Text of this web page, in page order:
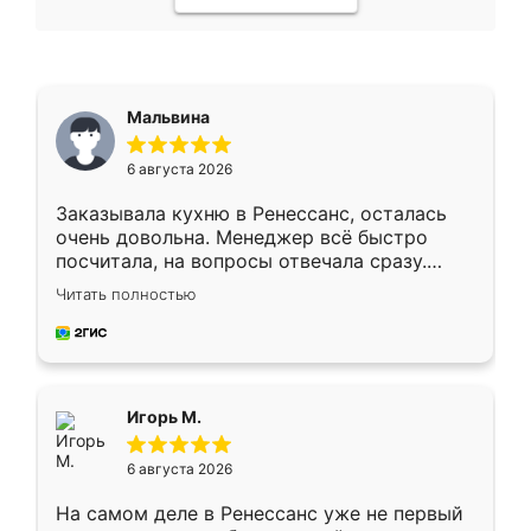
Мальвина
6 августа 2026
Заказывала кухню в Ренессанс, осталась
очень довольна. Менеджер всё быстро
посчитала, на вопросы отвечала сразу.
Замерщик приехал в субботу, подошёл к
делу со всей ответственностью. Собрали
за день, ребята работали аккуратно, даже
Читать полностью
Игорь М.
6 августа 2026
На самом деле в Ренессанс уже не первый